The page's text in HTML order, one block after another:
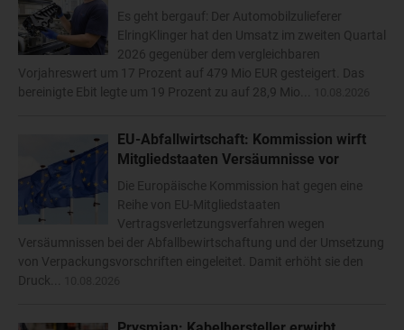
Es geht bergauf: Der Automobilzulieferer
ElringKlinger hat den Umsatz im zweiten Quartal
2026 gegenüber dem vergleichbaren
Vorjahreswert um 17 Prozent auf 479 Mio EUR gesteigert. Das
bereinigte Ebit legte um 19 Prozent zu auf 28,9 Mio...
EU-Abfallwirtschaft: Kommission wirft
Mitgliedstaaten Versäumnisse vor
Die Europäische Kommission hat gegen eine
Reihe von EU-Mitgliedstaaten
Vertragsverletzungsverfahren wegen
Versäumnissen bei der Abfallbewirtschaftung und der Umsetzung
von Verpackungsvorschriften eingeleitet. Damit erhöht sie den
Druck...